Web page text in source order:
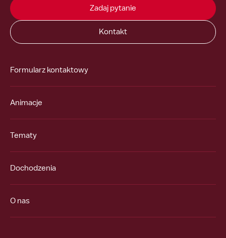
Zadaj pytanie
Kontakt
Formularz kontaktowy
Animacje
Tematy
Dochodzenia
O nas